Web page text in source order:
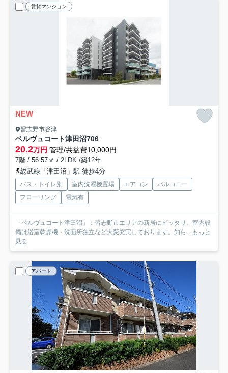
賃貸マンション
NEW
習志野市谷津
ベルヴュコート津田沼706
20.2万円 管理/共益費10,000円
7階 / 56.57㎡ / 2LDK /築12年
総武線「津田沼」駅 徒歩4分
バス・トイレ別 室内洗濯機置場 エアコン
バルコニー
フローリング
電気有
「ベルヴュコート津田沼」：習志野市エリアの新居にピッタリ。室内設
備は浴室乾燥機・洗面所独立など大変充実しております。知ら...
もっと
見る
アパート